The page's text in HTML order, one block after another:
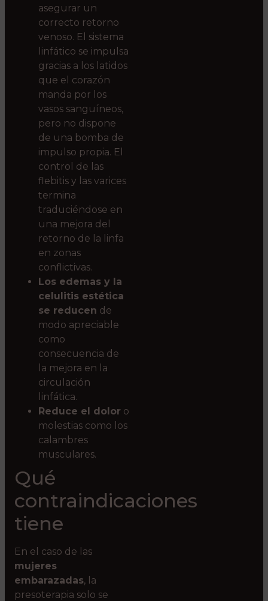
asegurar un
correcto retorno
venoso. El sistema
linfático se impulsa
gracias a los latidos
que el corazón
manda por los
vasos sanguíneos,
pero no dispone
de una bomba de
impulso propia. El
control de las
flebitis y las varices
termina
traduciéndose en
una mejora del
retorno de la linfa
en zonas
conflictivas.
Los edemas y la
celulitis estética
se reducen de
modo apreciable
como
consecuencia de
la mejora en la
circulación
linfática.
Reduce el dolor o
molestias como los
calambres
musculares.
Qué
contraindicaciones
tiene
En el caso de las
mujeres
embarazadas, la
presoterapia solo se